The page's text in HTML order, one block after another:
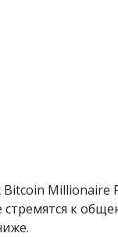
Millionaire
к